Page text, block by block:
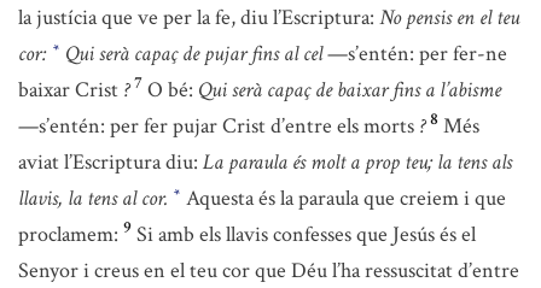
la justícia que ve per la fe, diu l’Escriptura: No pensis en el teu
cor: * Qui serà capaç de pujar fins al cel—s’entén: per fer-ne
baixar Crist ? 7 O bé: Qui serà capaç de baixar fins a l’abisme
—s’entén: per fer pujar Crist d’entre els morts ? 8 Més
aviat l’Escriptura diu: La paraula és molt a prop teu; la tens als
llavis, la tens al cor. * Aquesta és la paraula que creiem i que
proclamem: 9 Si amb els llavis confesses que Jesús és el
Senyor i creus en el teu cor que Déu l’ha ressuscitat d’entre